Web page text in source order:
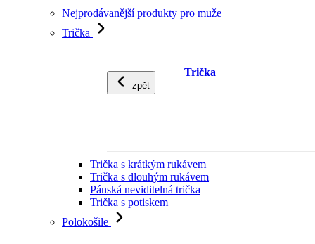
Nejprodávanější produkty pro muže
Trička
zpět
Trička
Trička s krátkým rukávem
Trička s dlouhým rukávem
Pánská neviditelná trička
Trička s potiskem
Polokošile